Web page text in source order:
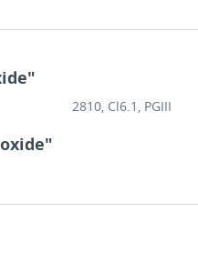
2810, Cl6.1, PGIII